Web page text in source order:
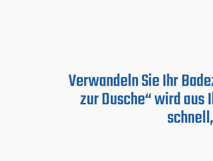
Verwandeln Sie Ihr
zur Dusche“ wird